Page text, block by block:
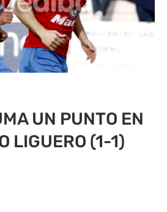
UN PUNTO EN
LIGUERO (1-1)